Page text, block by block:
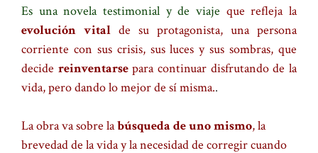
Es una novela testimonial y de viaje que refleja la
evolución vital de su protagonista, una persona
corriente con sus crisis, sus luces y sus sombras, que
decide reinventarsepara continuar disfrutando de la
vida, pero dando lo mejor de sí misma..
La obra va sobre labúsqueda de uno mismo, la
brevedad de la vida y la necesidad de corregir cuando